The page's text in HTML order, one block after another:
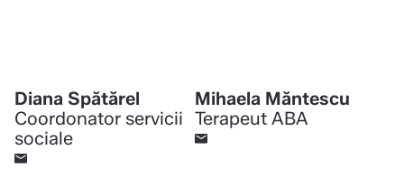
Diana Spătărel
Coordonator servicii
sociale
Mihaela Măntescu
Terapeut ABA